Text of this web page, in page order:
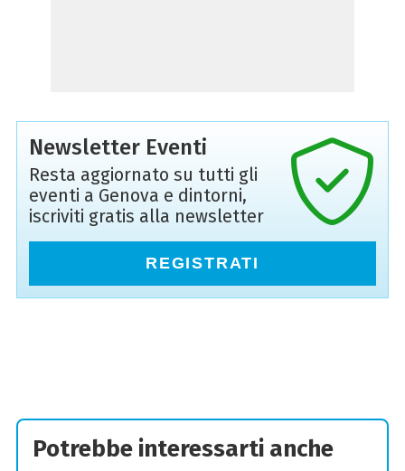
Newsletter Eventi
Resta aggiornato su tutti gli
eventi a Genova e dintorni,
iscriviti gratis alla newsletter
REGISTRATI
Potrebbe interessarti anche